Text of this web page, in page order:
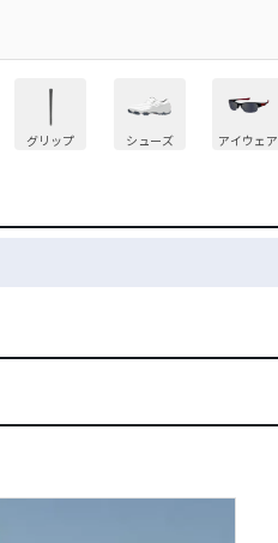
グリップ シューズ アイウェア